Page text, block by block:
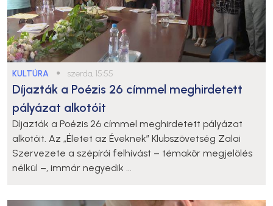
KULTÚRA ● szerda, 15:55
Díjazták a Poézis 26 címmel meghirdetett
pályázat alkotóit
Díjazták a Poézis 26 címmel meghirdetett pályázat
alkotóit. Az „Életet az Éveknek” Klubszövetség Zalai
Szervezete a szépírói felhívást – témakör megjelölés
nélkül –, immár negyedik ...